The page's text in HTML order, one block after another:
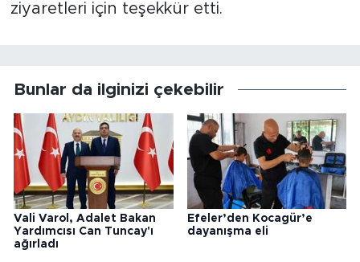
ziyaretleri için teşekkür etti.
Bunlar da ilginizi çekebilir
Vali Varol, Adalet Bakan
Yardımcısı Can Tuncay'ı
ağırladı
Efeler’den Kocagür’e
dayanışma eli